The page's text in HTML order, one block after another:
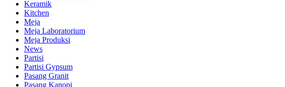
Keramik
Kitchen
Meja
Meja Laboratorium
Meja Produksi
News
Partisi
Partisi Gypsum
Pasang Granit
Pasang Kanopi